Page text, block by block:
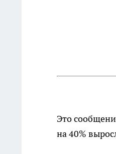
Это
на 40%